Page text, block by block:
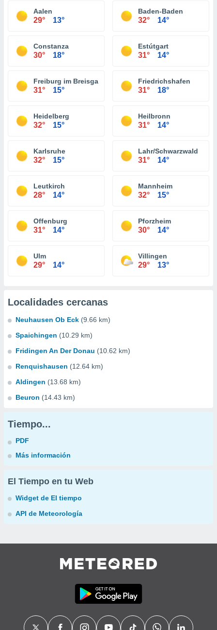
Aalen
29° 13°
Baden-Baden
32° 14°
Constanza
30° 18°
Estútgart
31° 14°
Freiburg im Breisgau
31° 15°
Friedrichshafen
31° 18°
Heidelberg
32° 15°
Heilbronn
31° 14°
Karlsruhe
32° 15°
Lahr/Schwarzwald
31° 14°
Leutkirch
28° 14°
Mannheim
32° 15°
Offenburg
31° 14°
Pforzheim
30° 14°
Ulm
29° 14°
Villingen
29° 13°
Localidades cercanas
Neuhausen Ob Eck (9.66 km)
Spaichingen (10.29 km)
Fridingen An Der Donau (10.62 km)
Renquishausen (12.64 km)
Aldingen (13.68 km)
Beuron (14.43 km)
Tiempo...
PDF
Más información
El Tiempo en tu Web
Widget de El tiempo
API de Meteorología